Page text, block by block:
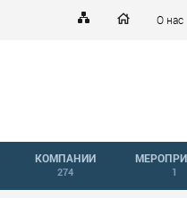
О нас
КОМПАНИИ
274 1